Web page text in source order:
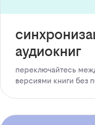
аудиокниг
переключайтесь
версиями книги без